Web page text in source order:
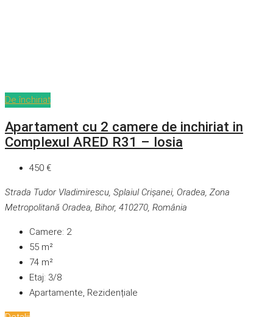
De închiriat
Apartament cu 2 camere de inchiriat in
Complexul ARED R31 – Iosia
450 €
Strada Tudor Vladimirescu, Splaiul Crișanei, Oradea, Zona
Metropolitană Oradea, Bihor, 410270, România
Camere: 2
55 m²
74 m²
Etaj: 3/8
Apartamente, Rezidențiale